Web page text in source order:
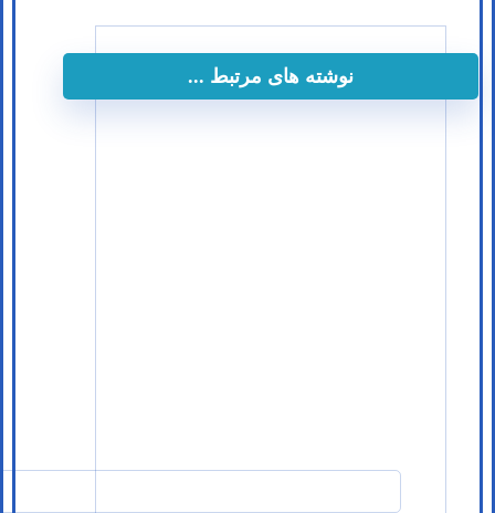
نوشته های مرتبط ...